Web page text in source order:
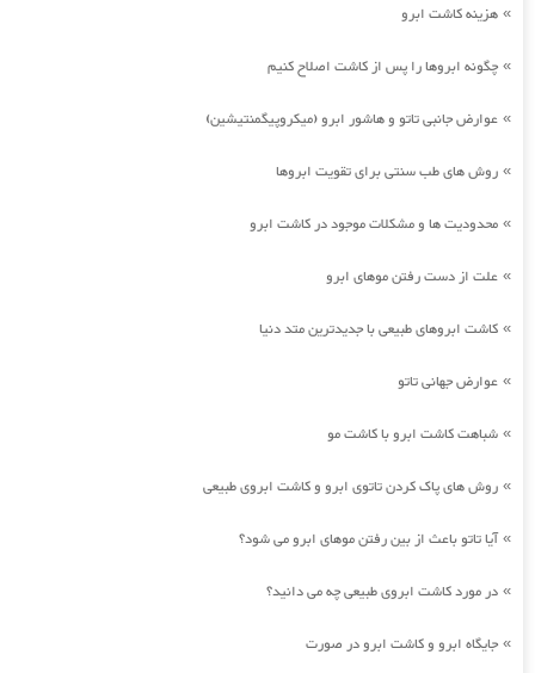
» هزینه کاشت ابرو
» چگونه ابروها را پس از کاشت اصلاح کنیم
» عوارض جانبی تاتو و هاشور ابرو (میکروپیگمنتیشین)
» روش های طب سنتی برای تقویت ابروها
» محدودیت ها و مشکلات موجود در کاشت ابرو
» علت از دست رفتن موهای ابرو
» کاشت ابروهای طبیعی با جدیدترین متد دنیا
» عوارض جهانی تاتو
» شباهت کاشت ابرو با کاشت مو
» روش های پاک کردن تاتوی ابرو و کاشت ابروی طبیعی
»آیا تاتو باعث از بین رفتن موهای ابرو می شود؟
» در مورد کاشت ابروی طبیعی چه می دانید؟
» جایگاه ابرو و کاشت ابرو در صورت